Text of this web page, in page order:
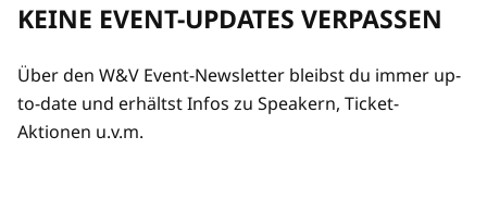
KEINE EVENT-UPDATES VERPASSEN
Über den W&V Event-Newsletter bleibst du immer up-
to-date und erhältst Infos zu Speakern, Ticket-
Aktionen u.v.m.